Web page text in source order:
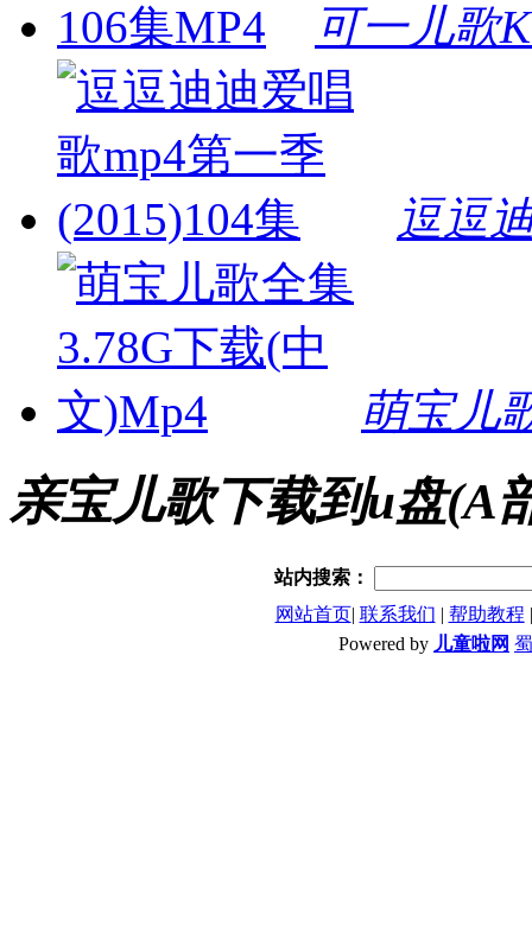
可一儿歌
逗逗
萌宝儿
亲宝儿歌下载到u盘(A
站内搜索：
网站首页| 联系我们 | 帮助教程
Powered by 儿童啦网